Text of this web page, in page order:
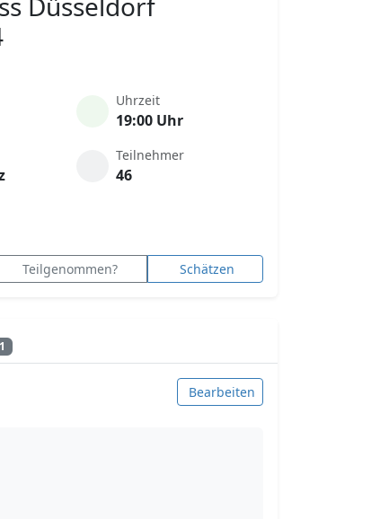
Uhrzeit
19:00 Uhr
Teilnehmer
46
Teilgenommen? Schätzen
1
Bearbeiten